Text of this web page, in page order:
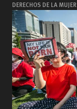
DERECHOS DE LA MUJER